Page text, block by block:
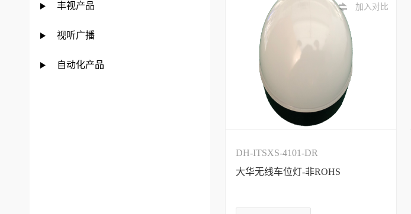
丰视产品
视听广播
自动化产品
加入对比
DH-ITSXS-4101-DR
大华无线车位灯-非ROHS